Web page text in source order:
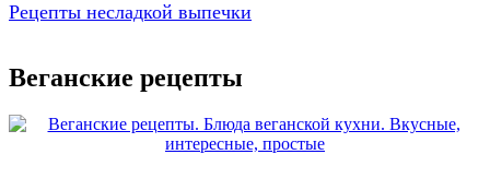
Рецепты несладкой выпечки
Веганские рецепты